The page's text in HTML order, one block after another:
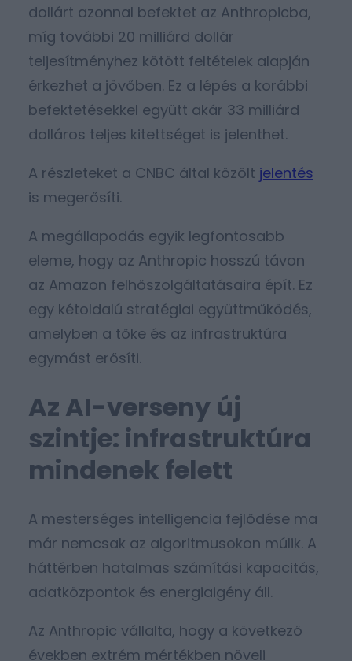
dollárt azonnal befektet az Anthropicba,
míg további 20 milliárd dollár
teljesítményhez kötött feltételek alapján
érkezhet a jövőben. Ez a lépés a korábbi
befektetésekkel együtt akár 33 milliárd
dolláros teljes kitettséget is jelenthet.
A részleteket a CNBC által közölt jelentés
is megerősíti.
A megállapodás egyik legfontosabb
eleme, hogy az Anthropic hosszú távon
az Amazon felhőszolgáltatásaira épít. Ez
egy kétoldalú stratégiai együttműködés,
amelyben a tőke és az infrastruktúra
egymást erősíti.
Az AI-verseny új
szintje: infrastruktúra
mindenek felett
A mesterséges intelligencia fejlődése ma
már nemcsak az algoritmusokon múlik. A
háttérben hatalmas számítási kapacitás,
adatközpontok és energiaigény áll.
Az Anthropic vállalta, hogy a következő
években extrém mértékben növeli